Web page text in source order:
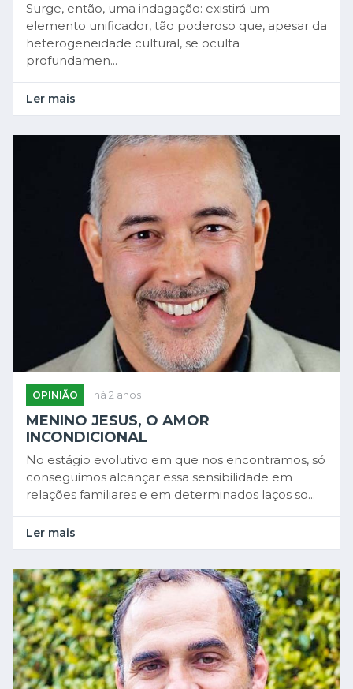
Surge, então, uma indagação: existirá um
elemento unificador, tão poderoso que, apesar da
heterogeneidade cultural, se oculta
profundamen...
Ler mais
OPINIÃO há 2 anos
MENINO JESUS, O AMOR
INCONDICIONAL
No estágio evolutivo em que nos encontramos, só
conseguimos alcançar essa sensibilidade em
relações familiares e em determinados laços so...
Ler mais